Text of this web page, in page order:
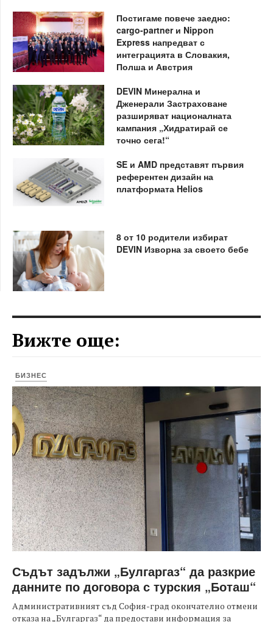
Постигаме повече заедно:
cargo-partner и Nippon
Express напредват с
интеграцията в Словакия,
Полша и Австрия
DEVIN Минерална и
Дженерали Застраховане
разширяват националната
кампания „Хидратирай се
точно сега!“
SE и AMD представят първия
референтен дизайн на
платформата Helios
8 от 10 родители избират
DEVIN Изворна за своето бебе
Вижте още:
БИЗНЕС
Съдът задължи „Булгаргаз“ да разкрие
данните по договора с турския „Боташ“
Административният съд София-град окончателно отмени
отказа на „Булгаргаз“ да предостави информация за